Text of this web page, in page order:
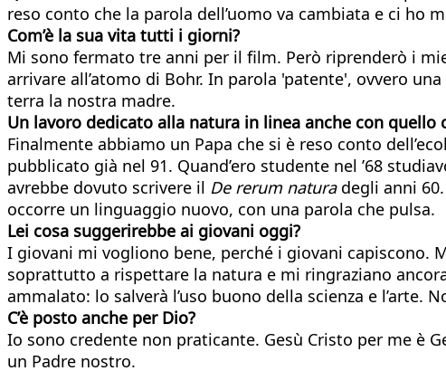
reso conto che la parola dell’uomo va cambiata e ci ho
Com’è la sua vita tutti i giorni?
Mi sono fermato tre anni per il film. Però riprenderò i
arrivare all’atomo di Bohr. In parola 'patente', ovvero
terra la nostra madre.
Un lavoro dedicato alla natura in linea anche con quello
Finalmente abbiamo un Papa che si è reso conto
pubblicato già nel 91. Quand’ero studente nel ’68
avrebbe dovuto scrivere il De rerum naturadegli anni
occorre un linguaggio nuovo, con una parola che pulsa.
Lei cosa suggerirebbe ai giovani oggi?
I giovani mi vogliono bene, perché i giovani capiscono.
soprattutto a rispettare la natura e mi ringraziano
ammalato: lo salverà l’uso buono della scienza e l’arte.
C’è posto anche per Dio?
Io sono credente non praticante. Gesù Cristo per me è
un Padre nostro.